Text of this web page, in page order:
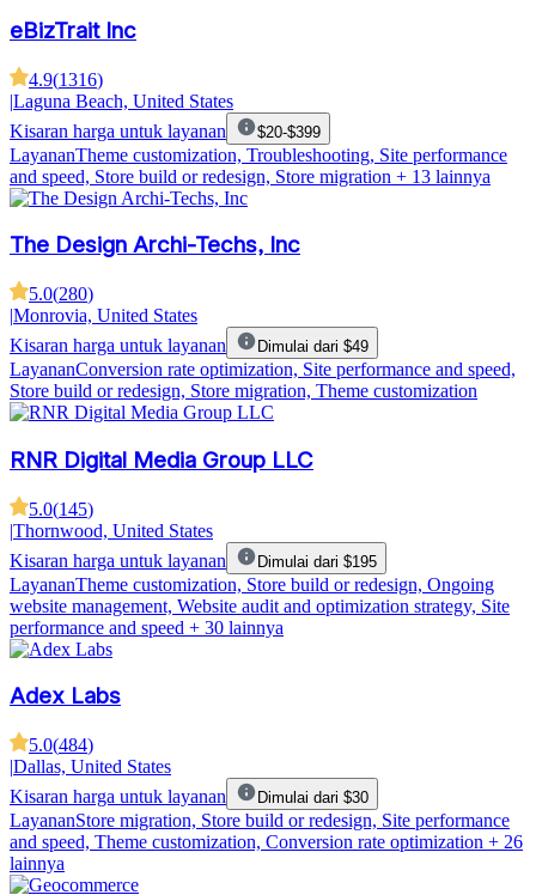
eBizTrait Inc
4.9(1316)
|Laguna Beach, United States
Kisaran harga untuk layanan
$20-$399
LayananTheme customization, Troubleshooting, Site performance
and speed, Store build or redesign, Store migration + 13 lainnya
The Design Archi-Techs, Inc
5.0(280)
|Monrovia, United States
Kisaran harga untuk layanan
Dimulai dari $49
LayananConversion rate optimization, Site performance and speed,
Store build or redesign, Store migration, Theme customization
RNR Digital Media Group LLC
5.0(145)
|Thornwood, United States
Kisaran harga untuk layanan
Dimulai dari $195
LayananTheme customization, Store build or redesign, Ongoing
website management, Website audit and optimization strategy, Site
performance and speed + 30 lainnya
Adex Labs
5.0(484)
|Dallas, United States
Kisaran harga untuk layanan
Dimulai dari $30
LayananStore migration, Store build or redesign, Site performance
and speed, Theme customization, Conversion rate optimization + 26
lainnya